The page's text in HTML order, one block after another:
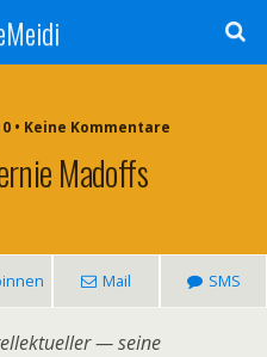
• Keine Kommentare
Madoffs
Mail SMS
— seine